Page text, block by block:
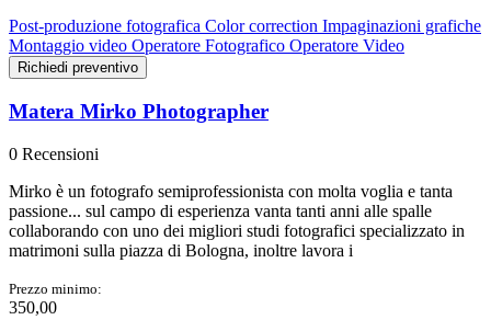
Post-produzione fotografica Color correction Impaginazioni grafiche
Montaggio video Operatore Fotografico Operatore Video
Richiedi preventivo
Matera Mirko Photographer
0 Recensioni
Mirko è un fotografo semiprofessionista con molta voglia e tanta
passione... sul campo di esperienza vanta tanti anni alle spalle
collaborando con uno dei migliori studi fotografici specializzato in
matrimoni sulla piazza di Bologna, inoltre lavora i
Prezzo minimo:
350,00